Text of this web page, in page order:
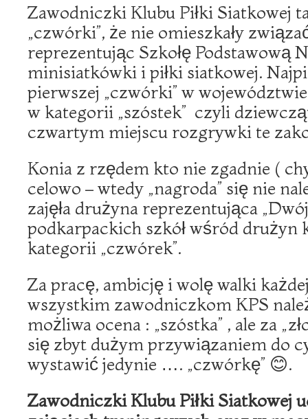
Zawodniczki Klubu Piłki Siatkowej
„czwórki”, że nie omieszkały
reprezentując Szkołę Podstawową
minisiatkówki i piłki siatkowej.
pierwszej „czwórki” w
w kategorii „szóstek” czyli
czwartym miejscu rozgrywki te
Konia z rzędem kto nie zgadnie (
celowo – wtedy „nagroda” się nie
zajęła drużyna reprezentująca
podkarpackich szkół wśród drużyn
kategorii „czwórek”.
Za pracę, ambicję i wolę walki
wszystkim zawodniczkom KPS
możliwa ocena : „szóstka” , ale za
się zbyt dużym przywiązaniem do
wystawić jedynie …. „czwórkę” 😊.
Zawodniczki Klubu Piłki Siatkowej